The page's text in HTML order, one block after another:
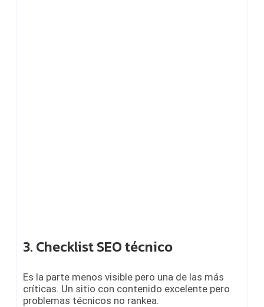
3. Checklist SEO técnico
Es la parte menos visible pero una de las más
críticas. Un sitio con contenido excelente pero
problemas técnicos no rankea.